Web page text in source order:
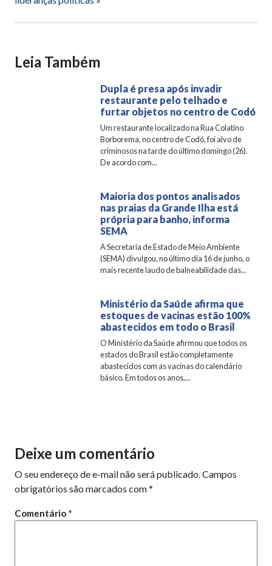
Leia Também
Dupla é presa após invadir
restaurante pelo telhado e
furtar objetos no centro de Codó
Um restaurante localizado na Rua Colatino
Borborema, no centro de Codó, foi alvo de
criminosos na tarde do último domingo (26).
De acordo com...
Maioria dos pontos analisados
nas praias da Grande Ilha está
própria para banho, informa
SEMA
A Secretaria de Estado de Meio Ambiente
(SEMA) divulgou, no último dia 16 de junho, o
mais recente laudo de balneabilidade das...
Ministério da Saúde afirma que
estoques de vacinas estão 100%
abastecidos em todo o Brasil
O Ministério da Saúde afirmou que todos os
estados do Brasil estão completamente
abastecidos com as vacinas do calendário
básico. Em todos os anos,...
Deixe um comentário
O seu endereço de e-mail não será publicado.Campos
obrigatórios são marcados com*
Comentário *